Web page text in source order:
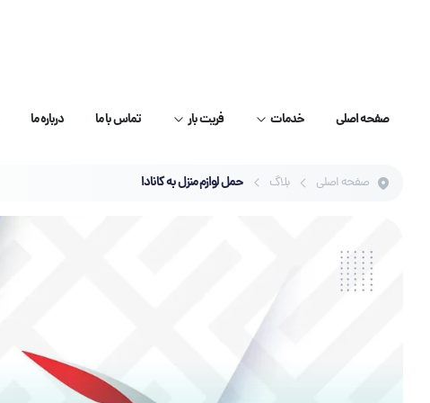
صفحه اصلی خدمات فریت بار تماس با ما درباره ما
صفحه اصلی بلاگ حمل لوازم منزل به کانادا